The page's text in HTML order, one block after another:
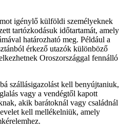
igénylő külföldi személyeknek
tartózkodásuk időtartamát, amely
határozható meg. Például a
érkező utazók különböző
Oroszországgal fennálló
szállásigazolást kell benyújtaniuk,
vagy a vendégtől kapott
akik barátoknál vagy családnál
kell mellékelniük, amely